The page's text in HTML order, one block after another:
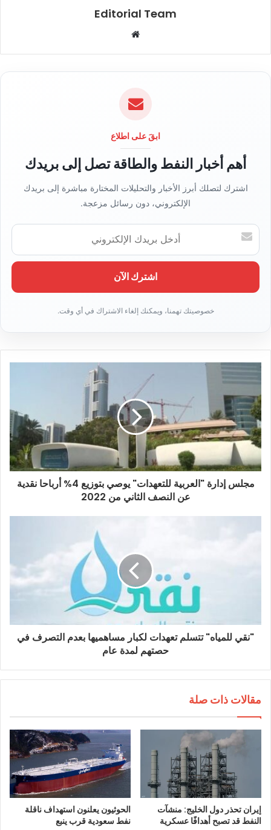
Editorial Team
ل
ي
ب
ابقَ على اطلاع
أهم أخبار النفط والطاقة تصل إلى بريدك
اشترك لتصلك أبرز الأخبار والتحليلات المختارة مباشرة إلى بريدك
الإلكتروني، دون رسائل مزعجة.
أ
خ
ل
ر
ك
ت
ر
و
ن
ي
مجلس إدارة "العربية للتعهدات" يوصي بتوزيع 4% أرباحا نقدية
عن النصف الثاني من 2022
"نقي للمياه" تتسلم تعهدات لكبار مساهميها بعدم التصرف في
حصتهم لمدة عام
مقالات ذات صلة
إيران تحذر دول الخليج: منشآت
النفط قد تصبح أهدافًا عسكرية
الحوثيون يعلنون استهداف ناقلة
نفط سعودية قرب ينبع